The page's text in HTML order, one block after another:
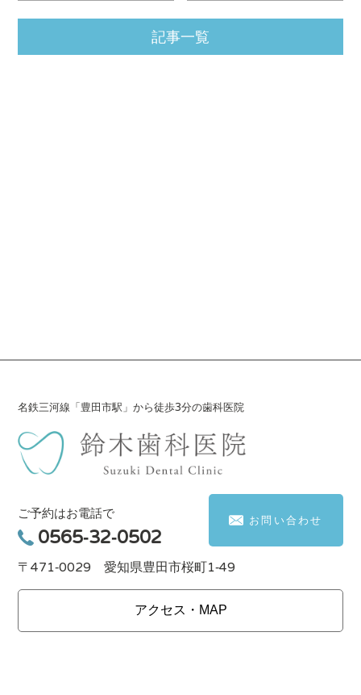
記事一覧
名鉄三河線「豊田市駅」から徒歩3分の歯科医院
ご予約はお電話で
0565-32-0502
お問い合わせ
〒471-0029 愛知県豊田市桜町1-49
アクセス・MAP